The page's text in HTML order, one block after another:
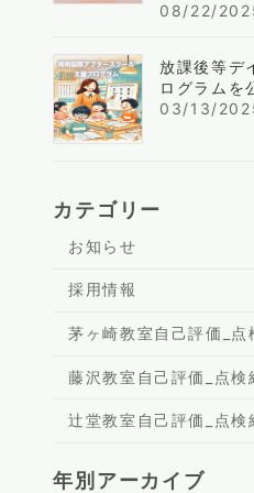
08/22/
放課後等デ
ログラムを
03/13/
カテゴリー
お知らせ
採用情報
茅ヶ崎教室自己評価_点
藤沢教室自己評価_点検
辻堂教室自己評価_点検
年別アーカイブ